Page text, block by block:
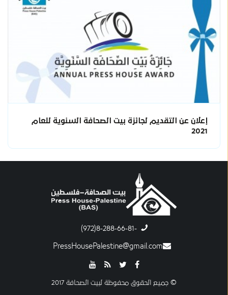
إعلان عن التقديم لجائزة بيت الصحافة السنوية للعام
2021
-8-288-66-81(972)
PressHousePalestine@gmail.com
© جميع الحقوق محفوظة لبيت الصحافة 2017